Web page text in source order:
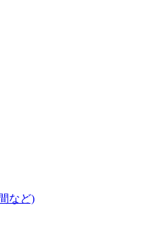
など)